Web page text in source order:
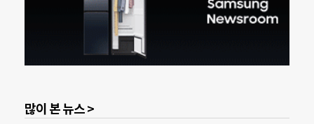
많이 본 뉴스 >